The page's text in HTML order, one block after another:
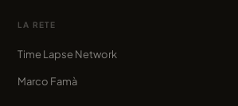
LA RETE
Time Lapse Network
Marco Famà